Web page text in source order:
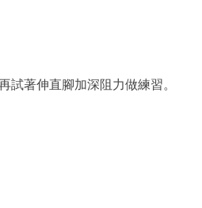
試著伸直腳加深阻力做練習。